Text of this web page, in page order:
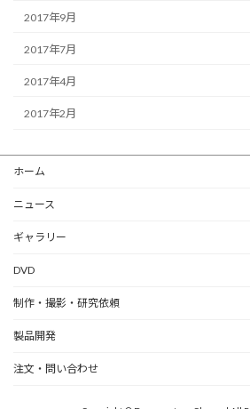
2017年9月
2017年7月
2017年4月
2017年2月
ホーム
ニュース
ギャラリー
DVD
制作・撮影・研究依頼
製品開発
注文・問い合わせ